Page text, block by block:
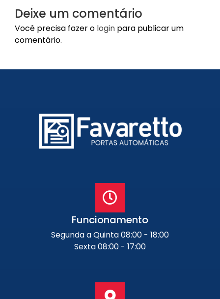
Portão de Garagem de
Enrolar em Queimados – RJ
Portão de Garagem de
RJ
Deixe um comentário
Você precisa fazer o login para publicar um
comentário.
Funcionamento
Segunda a Quinta 08:00 - 18:00
Sexta 08:00 - 17:00